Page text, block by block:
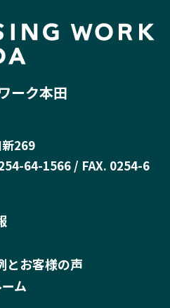
ーク本田
269
64-1566 / FAX. 0254-6
とお客様の声
ム